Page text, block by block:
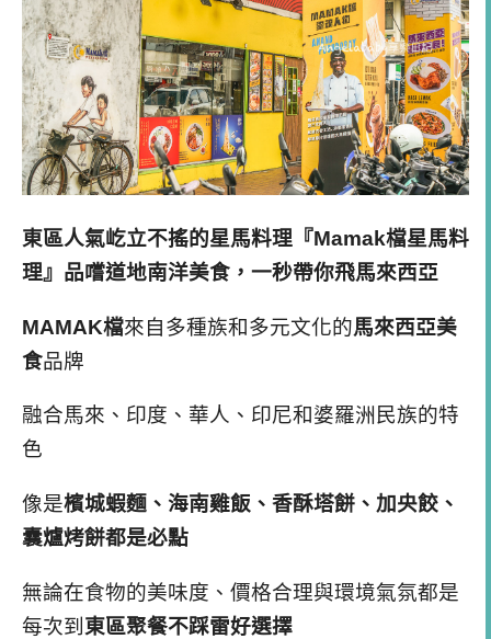
東區人氣屹立不搖的星馬料理『Mamak檔星馬料
理』品嚐道地南洋美食，一秒帶你飛馬來西亞
MAMAK檔來自多種族和多元文化的馬來西亞美
食品牌
融合馬來、印度、華人、印尼和婆羅洲民族的特
色
像是檳城蝦麵、海南雞飯、香酥塔餅、加央餃、
囊爐烤餅都是必點
無論在食物的美味度、價格合理與環境氣氛都是
每次到 東區聚餐不踩雷好選擇